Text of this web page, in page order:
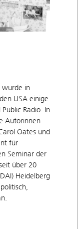
wurde in
USA einige
Radio. In
Autorinnen
Oates und
für
Seminar der
über 20
Heidelberg